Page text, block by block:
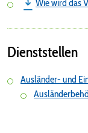
Wie wird das
Dienststellen
Ausländer- und